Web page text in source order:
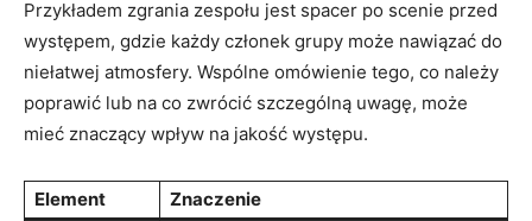
Przykładem zgrania zespołu jest spacer po scenie przed
występem, gdzie każdy członek grupy może nawiązać do
niełatwej atmosfery. Wspólne omówienie tego, co należy
poprawić lub na co zwrócić szczególną uwagę, może
mieć znaczący wpływ na jakość występu.
Element
Znaczenie